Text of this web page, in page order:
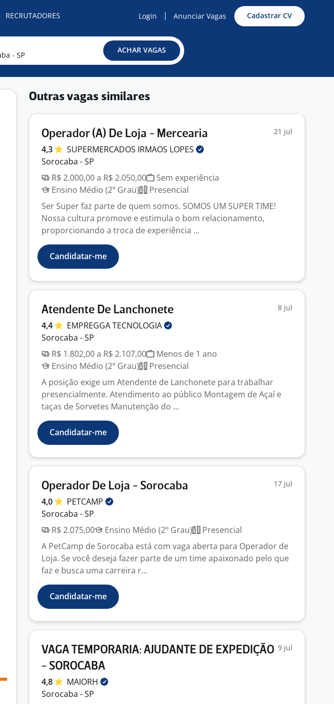
RECRUTADORES Login Anunciar Vagas Cadastrar CV
ACHAR VAGAS
Outras vagas similares
Operador (A) De Loja - Mercearia 21 jul
4,3 SUPERMERCADOS IRMAOS LOPES
Sorocaba - SP
R$ 2.000,00 a R$ 2.050,00
Sem experiência
Ensino Médio (2º Grau)
Presencial
Ser Super faz parte de quem somos. SOMOS UM SUPER TIME!
Nossa cultura promove e estimula o bom relacionamento,
proporcionando a troca de experiência ...
Candidatar-me
Atendente De Lanchonete 8 jul
4,4 EMPREGGATECNOLOGIA
Sorocaba - SP
R$ 1.802,00 a R$ 2.107,00
Menos de 1 ano
Ensino Médio (2º Grau)
Presencial
A posição exige um Atendente de Lanchonete para trabalhar
presencialmente. Atendimento ao público Montagem de Açaí e
taças de Sorvetes Manutenção do ...
Candidatar-me
Operador De Loja - Sorocaba 17 jul
4,0
PETCAMP
Sorocaba - SP
R$ 2.075,00
Ensino Médio (2º Grau)
Presencial
A PetCamp de Sorocaba está com vaga aberta para Operador de
Loja. Se você deseja fazer parte de um time apaixonado pelo que
faz e busca uma carreira r...
Candidatar-me
VAGA TEMPORARIA: AJUDANTE DE EXPEDIÇÃO
- SOROCABA
9 jul
4,8
MAIORH
Sorocaba - SP